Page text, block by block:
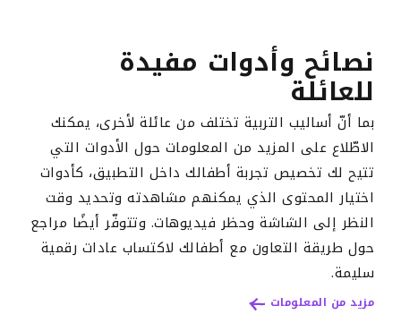
نصائح وأدوات مفيدة
للعائلة
بما أنّ أساليب التربية تختلف من عائلة لأخرى، يمكنك
الاطّلاع على المزيد من المعلومات حول الأدوات التي
تتيح لك تخصيص تجربة أطفالك داخل التطبيق، كأدوات
اختيار المحتوى الذي يمكنهم مشاهدته وتحديد وقت
النظر إلى الشاشة وحظر فيديوهات. وتتوفّر أيضًا مراجع
حول طريقة التعاون مع أطفالك لاكتساب عادات رقمية
سليمة.
مزيد من المعلومات